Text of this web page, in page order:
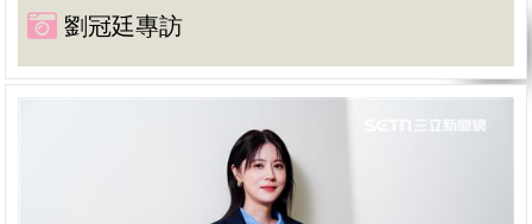
劉冠廷專訪